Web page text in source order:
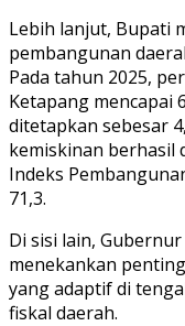
Lebih lanjut, Bupati
pembangunan
Pada tahun 2025,
Ketapang mencapai
ditetapkan sebesar
kemiskinan berhasil
Indeks
71,3.
Di sisi lain,
menekankan
yang adaptif di
fiskal daerah.